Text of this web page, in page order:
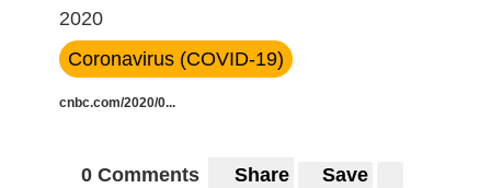
2020
Coronavirus (COVID-19)
cnbc.com/2020/0...
0 Comments Share Save